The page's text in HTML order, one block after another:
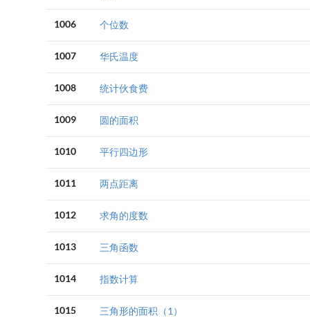
1006 个位数
1007 华氏温度
1008 统计伙食费
1009 圆的面积
1010 平行四边形
1011 两点距离
1012 求角的度数
1013 三角函数
1014 指数计算
1015 三角形的面积（1）